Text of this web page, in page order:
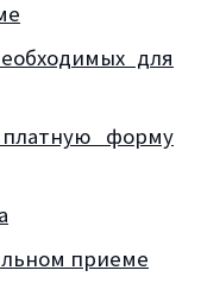
для
форму
приеме